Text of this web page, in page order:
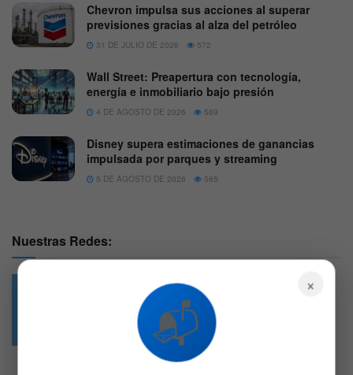
Chevron impulsa sus acciones al superar
previsiones gracias al alza del petróleo
31 DE JULIO DE 2026 572
Wall Street: Preapertura con tecnología,
energía e inmobiliario bajo presión
4 DE AGOSTO DE 2026 569
Disney supera estimaciones de ganancias
impulsada por parques y streaming
5 DE AGOSTO DE 2026 565
Nuestras Redes:
4.7k
Followers
×
📬